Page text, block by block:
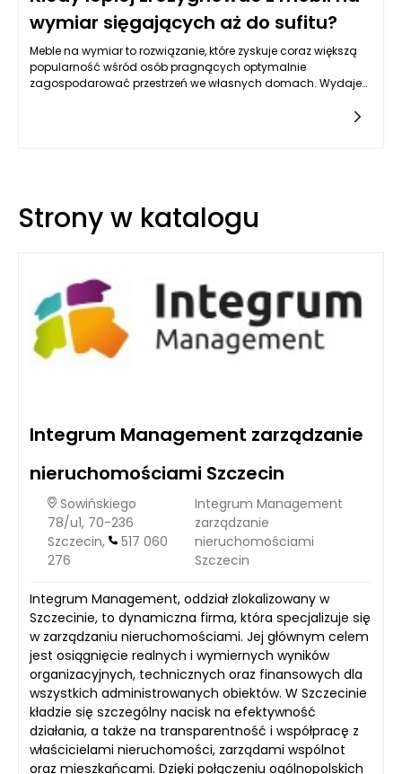
wymiar sięgających aż do sufitu?
Meble na wymiar to rozwiązanie, które zyskuje coraz większą
popularność wśród osób pragnących optymalnie
zagospodarować przestrzeń we własnych domach. Wydaje
jedynie modnych trendów. Przyjrzenie się tym kwestiom może
pomóc podjąć lepszą decyzję dotycząca umeblowania.
Strony w katalogu
Integrum Management zarządzanie
nieruchomościami Szczecin
Sowińskiego
78/u1, 70-236
Szczecin,
517 060
276
Integrum Management
zarządzanie
nieruchomościami
Szczecin
Integrum Management, oddział zlokalizowany w
Szczecinie, to dynamiczna firma, która specjalizuje się
w zarządzaniu nieruchomościami. Jej głównym celem
jest osiągnięcie realnych i wymiernych wyników
organizacyjnych, technicznych oraz finansowych dla
wszystkich administrowanych obiektów. W Szczecinie
kładzie się szczególny nacisk na efektywność
działania, a także na transparentność i współpracę z
właścicielami nieruchomości, zarządami wspólnot
oraz mieszkańcami. Dzięki połączeniu ogólnopolskich